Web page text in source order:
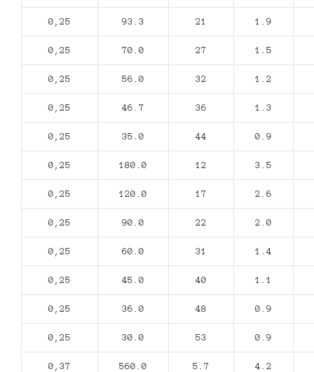
0,25 93.3 21 1.9
0,25 70.0 27 1.5
0,25 56.0 32 1.2
0,25 46.7 36 1.3
0,25 35.0 44 0.9
0,25 180.0 12 3.5
0,25 120.0 17 2.6
0,25 90.0 22 2.0
0,25 60.0 31 1.4
0,25 45.0 40 1.1
0,25 36.0 48 0.9
0,25 30.0 53 0.9
0,37 560.0 5.7 4.2